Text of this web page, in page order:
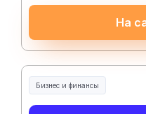
На
Бизнес и финансы